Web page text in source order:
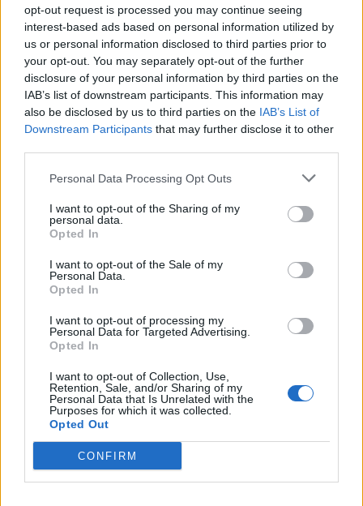
opt-out request is processed you may continue seeing
interest-based ads based on personal information utilized by
us or personal information disclosed to third parties prior to
your opt-out. You may separately opt-out of the further
disclosure of your personal information by third parties on the
IAB’s list of downstream participants. This information may
also be disclosed by us to third parties on the IAB’s List of
Downstream Participants that may further disclose it to other
Personal Data Processing Opt Outs
I want to opt-out of the Sharing of my
personal data.
Opted In
I want to opt-out of the Sale of my
Personal Data.
Opted In
I want to opt-out of processing my
Personal Data for Targeted Advertising.
Opted In
I want to opt-out of Collection, Use,
Retention, Sale, and/or Sharing of my
Personal Data that Is Unrelated with the
Purposes for which it was collected.
Opted Out
CONFIRM
Puntuar 'En Mis Pensamientos'
¿Qué te parece esta canción?
0 votos
Imprimir letra
* Letra añadida por
+ Mc K-No
Letra En Mis Pensamientos
Letra Colombia
Letra Imposible